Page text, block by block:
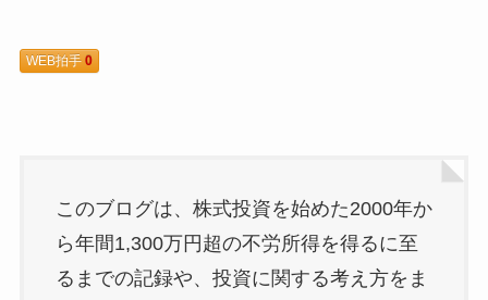
WEB拍手 0
このブログは、株式投資を始めた2000年か
ら年間1,300万円超の不労所得を得るに至
るまでの記録や、投資に関する考え方をま